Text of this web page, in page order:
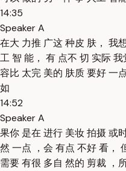
14:35
Speaker A
在大 力推 广这 种皮 肤， 我
工 智 能， 有 点不 切 实际
容比 太完 美的 肤质 要好 一
如
14:52
Speaker A
果你 是在 进行 美妆 拍摄 或
然 一点 ，会 有点 不好 看，
需要 有很 多自 然的 剪裁 ，